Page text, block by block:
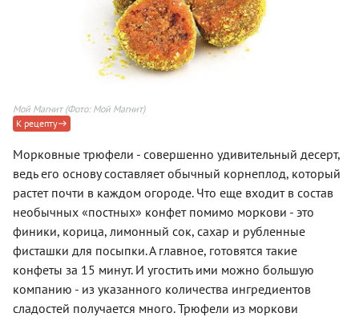
Мой Магнит(Фото: Мой Магнит)
К рецепту
Морковные трюфели - совершенно удивительный десерт,
ведь его основу составляет обычный корнеплод, который
растет почти в каждом огороде. Что еще входит в состав
необычных «постных» конфет помимо моркови - это
финики, корица, лимонный сок, сахар и рубленные
фисташки для посыпки. А главное, готовятся такие
конфеты за 15 минут. И угостить ими можно большую
компанию - из указанного количества ингредиентов
сладостей получается много. Трюфели из моркови